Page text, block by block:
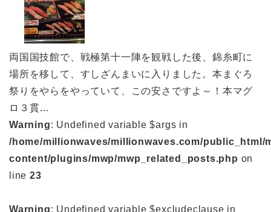
両国国技館で、戦極第十一陣を観戦した後、錦糸町に
場所を移して、すしざんまいに入りました。本まぐろ
祭りをやらをやっていて、この安さですよ～！本マグ
ロ３貫…
Warning: Undefined variable $args in
/home/millionwaves/millionwaves.com/public_html/
content/plugins/mwp/mwp_related_posts.php on
line 23
Warning: Undefined variable $excludeclause in